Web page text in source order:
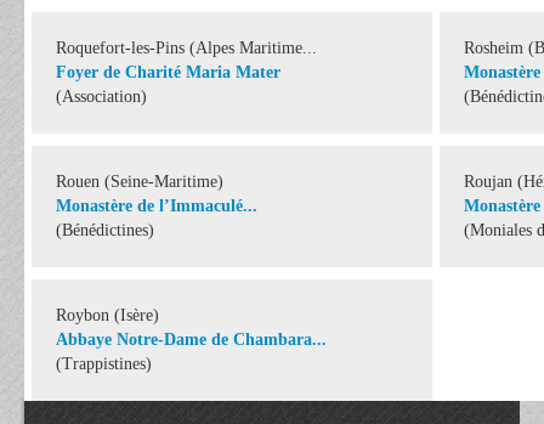
Roquefort-les-Pins (Alpes Maritime...
Foyer de Charité Maria Mater
(Association)
Rosheim
Rouen (Seine-Maritime)
Monastère de l’Immaculé...
(Bénédictines)
Roujan
(Moniales
Roybon (Isère)
Abbaye Notre-Dame de Chambara...
(Trappistines)